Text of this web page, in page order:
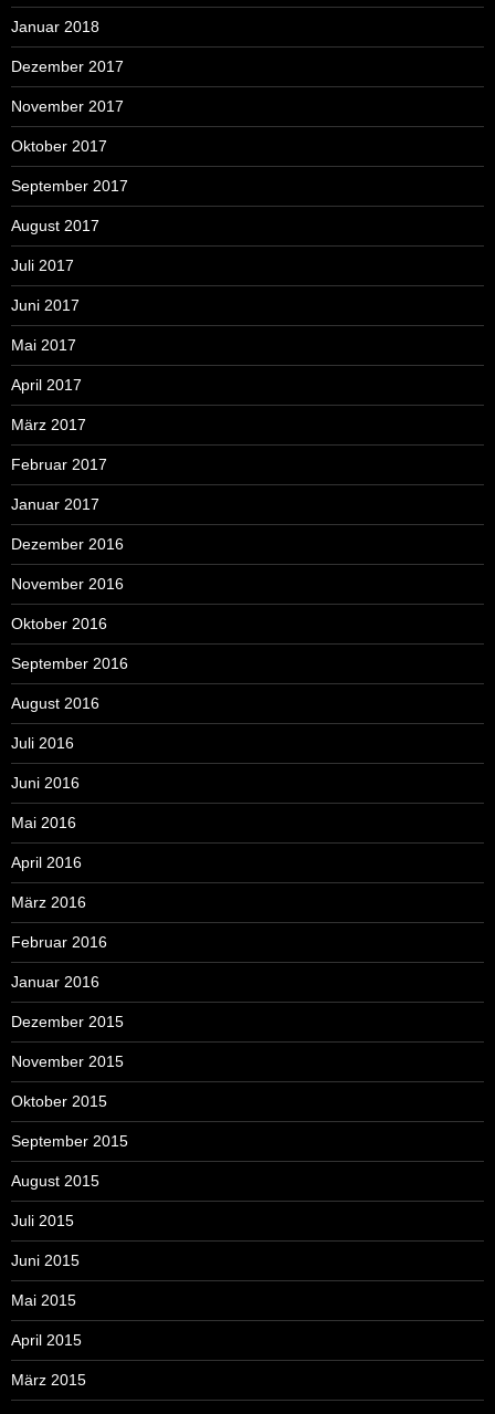
Januar 2018
Dezember 2017
November 2017
Oktober 2017
September 2017
August 2017
Juli 2017
Juni 2017
Mai 2017
April 2017
März 2017
Februar 2017
Januar 2017
Dezember 2016
November 2016
Oktober 2016
September 2016
August 2016
Juli 2016
Juni 2016
Mai 2016
April 2016
März 2016
Februar 2016
Januar 2016
Dezember 2015
November 2015
Oktober 2015
September 2015
August 2015
Juli 2015
Juni 2015
Mai 2015
April 2015
März 2015